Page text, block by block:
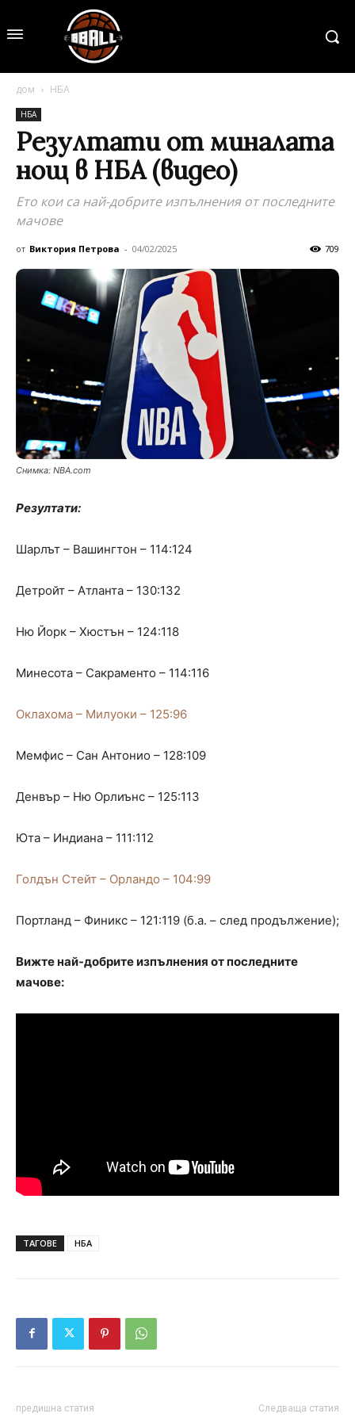
дом НБА
НБА
Резултати от миналата
нощ в НБА (видео)
Eто кои са най-добрите изпълнения от последните
мачове
от Виктория Петрова - 04/02/2025 709
Снимка: NBA.com
Резултати:
Шарлът – Вашингтон – 114:124
Детройт – Атланта – 130:132
Ню Йорк – Хюстън – 124:118
Минесота – Сакраменто – 114:116
Оклахома – Милуоки – 125:96
Мемфис – Сан Антонио – 128:109
Денвър – Ню Орлиънс – 125:113
Юта – Индиана – 111:112
Голдън Стейт – Орландо – 104:99
Портланд – Финикс – 121:119 (б.а. – след продължение);
Вижте най-добрите изпълнения от последните
мачове:
ТАГОВЕ НБА
предишна статия Следваща статия